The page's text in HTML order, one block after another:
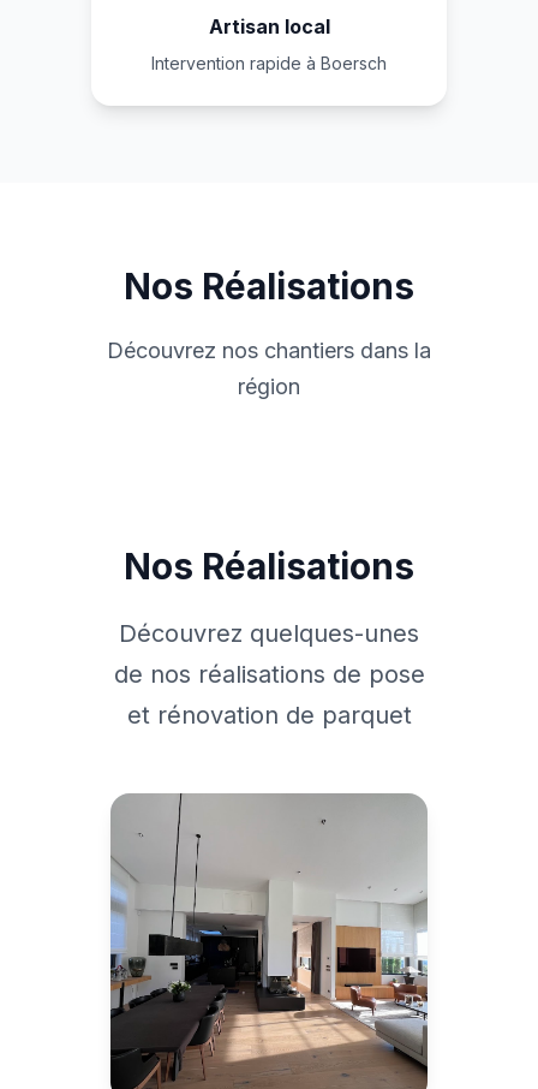
Artisan local
Intervention rapide à Boersch
Nos Réalisations
Découvrez nos chantiers dans la
région
Nos Réalisations
Découvrez quelques-unes
de nos réalisations de pose
et rénovation de parquet